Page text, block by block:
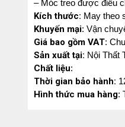
– Móc treo được điều
Kích thước: May theo
Khuyến mại: Vận
Giá bao gồm VAT:
Sản xuất tại: Nội Thất
Chất liệu:
Thời gian bảo hành:
Hình thức mua hàng: